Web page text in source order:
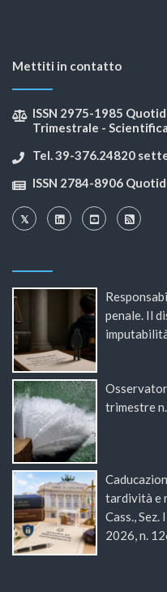
Mettiti in contatto
ISSN 2975-1985
Trimestrale -
Tel. 39-376.24820
ISSN 2784-8906
penale. Il
trimestre
tardività e
Cass.,
2026, n.